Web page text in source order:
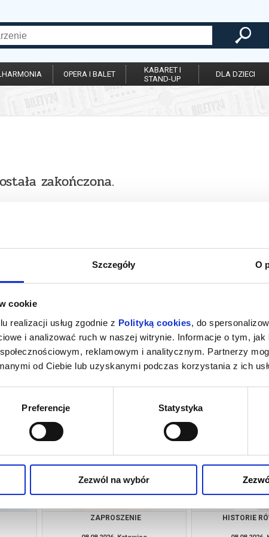
Szczegóły O
cookie
realizacji usług zgodnie z Polityką cookies, do
i analizować ruch w naszej witrynie. Informacje o tym,
reklamowym i analitycznym. Partnerzy
od Ciebie lub uzyskanymi podczas korzystania z ich
Preferencje Statystyka
Zezwól na wybór
OPERA I BALET
KABARET I
STAND-UP
DLA DZIECI
zakończona.
kup bilet
HOMO SAPIENS?
kup bilet
PEJZAŻ W
ZAPROSZENIE HISTORIE